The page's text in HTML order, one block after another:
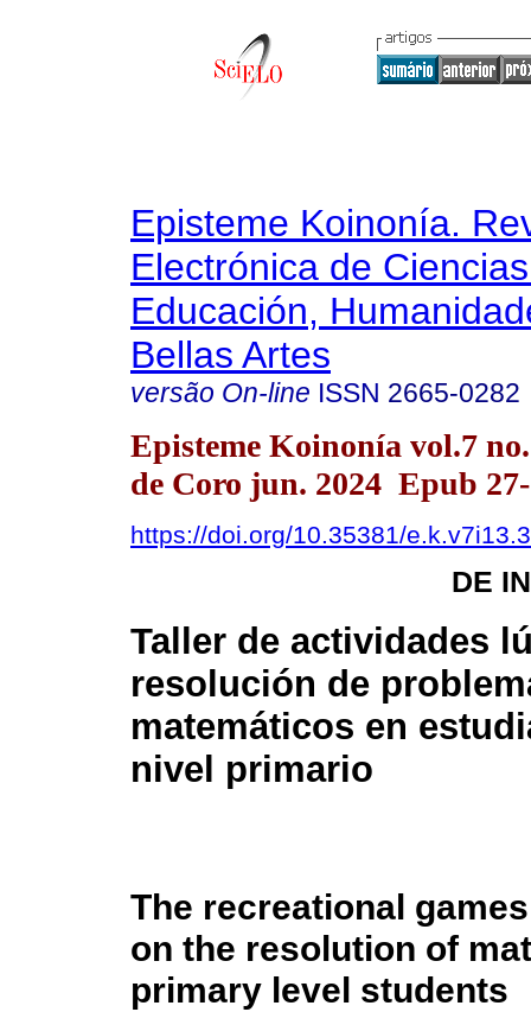
Episteme Koinonía.
Electrónica de
Educación,
Bellas Artes
versão On-line ISSN 2665-0282
Episteme Koinonía vol.7
de Coro jun. 2024 Epub
https://doi.org/10.35381/
DE
Taller de actividades
resolución de
matemáticos en
nivel primario
The recreational
on the resolution of
primary level students